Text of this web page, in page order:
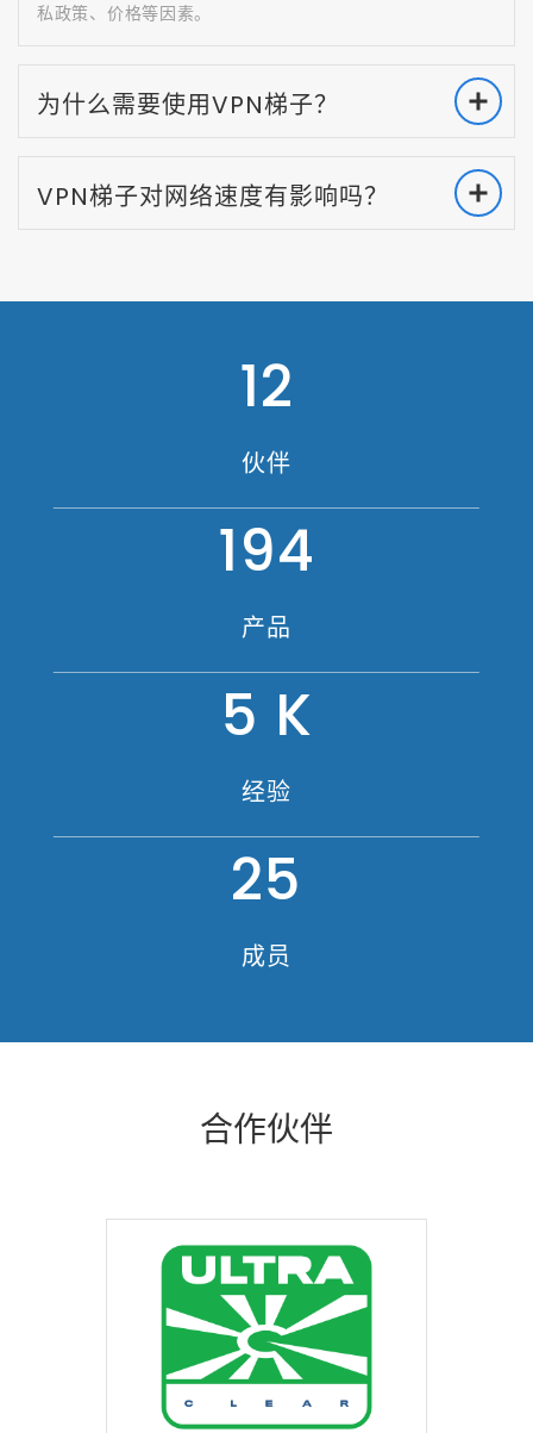
私政策、价格等因素。
为什么需要使用VPN梯子？
VPN梯子对网络速度有影响吗？
12
伙伴
194
产品
5 K
经验
25
成员
合作伙伴